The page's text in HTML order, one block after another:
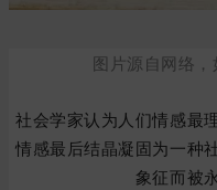
图片源自网络
社会学家认为人们情感最
情感最后结晶凝固为一种
象征而被